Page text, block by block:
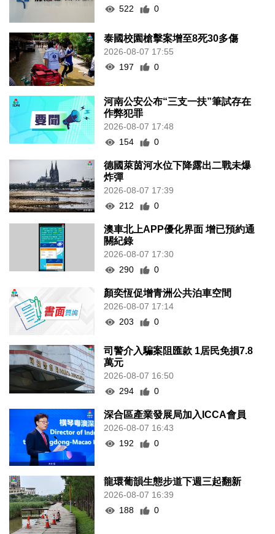
522
0
泰國校園槍擊案增至8死30多傷
2026-08-07 17:55
197
0
河南公安公布“三支一扶”筆試存在
作弊犯罪
2026-08-07 17:48
154
0
德國萊茵河水位下降露出二戰未爆
炸彈
2026-08-07 17:39
212
0
澳車北上APP優化界面 增已預約通
關紀錄
2026-08-07 17:30
290
0
顏奕恆促增青洲公共泊車空間
2026-08-07 17:14
203
0
司警介入騙案阻匯款 1居民免損7.8
萬元
2026-08-07 16:50
294
0
深合區產業發展局加入ICCA會員
2026-08-07 16:43
192
0
龍環葡韻生態步道下週三起翻新
2026-08-07 16:39
188
0